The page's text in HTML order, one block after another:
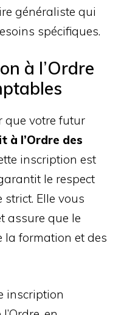
généraliste qui
spécifiques.
à l’Ordre
que votre futur
à l’Ordre des
inscription est
le respect
strict. Elle vous
assure que le
la formation et des
inscription